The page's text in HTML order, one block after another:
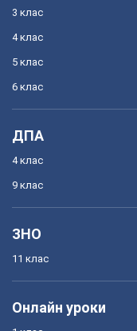
3 клас
4 клас
5 клас
6 клас
ДПА
4 клас
9 клас
ЗНО
11 клас
Онлайн уроки